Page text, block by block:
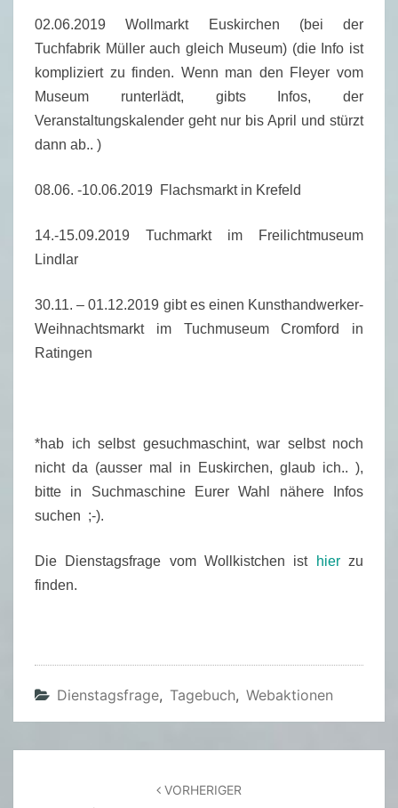
(
1
.
.
0
)
02.06.2019 Wollmarkt Euskirchen (bei der
Tuchfabrik Müller auch gleich Museum) (die Info ist
kompliziert zu finden. Wenn man den Fleyer vom
Museum runterlädt, gibts Infos, der
Veranstaltungskalender geht nur bis April und stürzt
dann ab.. )
08.06. -10.06.2019 Flachsmarkt in Krefeld
14.-15.09.2019 Tuchmarkt im Freilichtmuseum
Lindlar
30.11. – 01.12.2019 gibt es einen Kunsthandwerker-
Weihnachtsmarkt im Tuchmuseum Cromford in
Ratingen
*hab ich selbst gesuchmaschint, war selbst noch
nicht da (ausser mal in Euskirchen, glaub ich.. ),
bitte in Suchmaschine Eurer Wahl nähere Infos
suchen ;-).
Die Dienstagsfrage vom Wollkistchen ist hierzu
finden.
Dienstagsfrage, Tagebuch, Webaktionen
VORHERIGER